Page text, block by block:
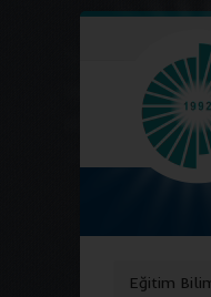
Eğitim